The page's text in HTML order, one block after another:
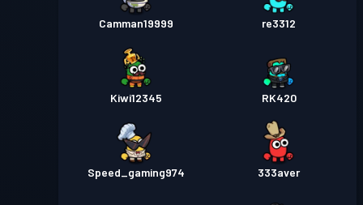
Camman19999 re3312
Kiwi12345 RK420
Speed_gaming974 333aver